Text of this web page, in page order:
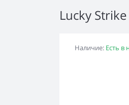
Lucky
Наличие: Есть в